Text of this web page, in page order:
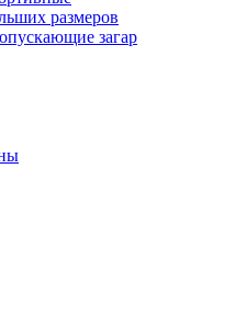
размеров
загар